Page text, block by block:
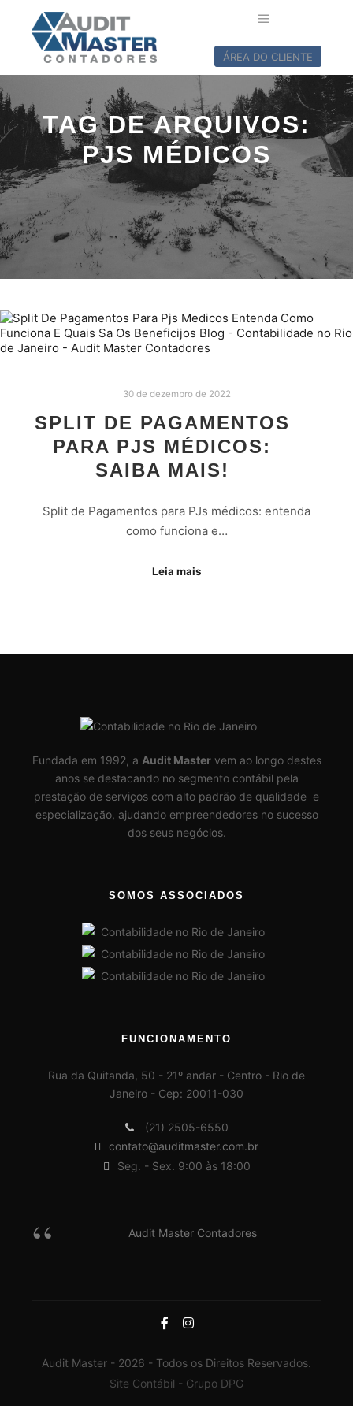
ÁREA DO CLIENTE
TAG DE ARQUIVOS:
PJS MÉDICOS
30 de dezembro de 2022
SPLIT DE PAGAMENTOS
PARA PJS MÉDICOS:
SAIBA MAIS!
Split de Pagamentos para PJs médicos: entenda
como funciona e…
Leia mais
Fundada em 1992, a Audit Mastervem ao longo destes
anos se destacando no segmento contábil pela
prestação de serviços com alto padrão de qualidade e
especialização, ajudando empreendedores no sucesso
dos seus negócios.
SOMOS ASSOCIADOS
FUNCIONAMENTO
Rua da Quitanda, 50 - 21º andar - Centro - Rio de
Janeiro - Cep: 20011-030
(21) 2505-6550
contato@auditmaster.com.br
Seg. - Sex. 9:00 às 18:00
Audit Master Contadores
Audit Master - 2026 - Todos os Direitos Reservados.
Site Contábil - Grupo DPG